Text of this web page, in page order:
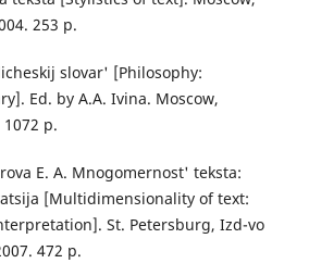
253 p.
slovar' [Philosophy:
Ed. by A.A. Ivina. Moscow,
p.
E. A. Mnogomernost' teksta:
[Multidimensionality of text:
St. Petersburg, Izd-vo
472 p.